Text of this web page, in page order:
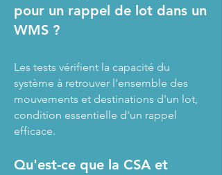
pour un rappel de lot dans un
WMS ?
Les tests vérifient la capacité du
système à retrouver l'ensemble des
mouvements et destinations d'un lot,
condition essentielle d'un rappel
efficace.
Qu'est-ce que la CSA et